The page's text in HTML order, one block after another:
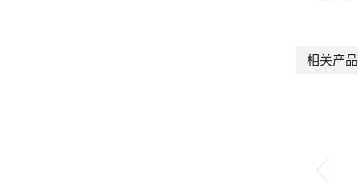
相关产品